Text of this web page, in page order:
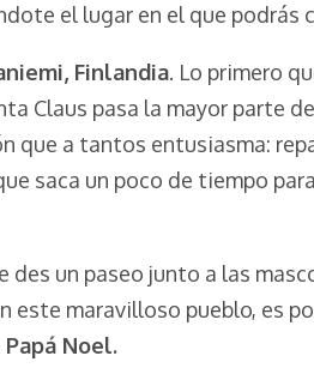
el lugar en el que podrás
Finlandia. Lo primero
Claus pasa la mayor parte
que a tantos entusiasma:
saca un poco de tiempo para
un paseo junto a las
este maravilloso pueblo, es
Noel.